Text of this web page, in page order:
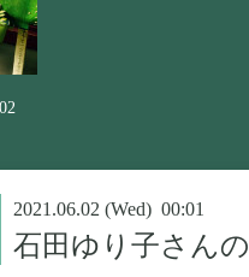
2021.06.02 (Wed) 00:01
石田ゆり子さん